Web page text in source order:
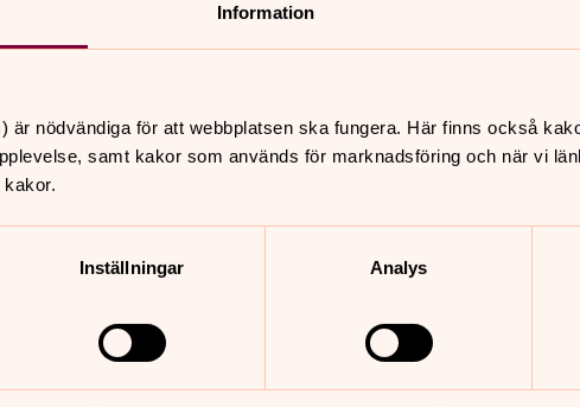
Information
är nödvändiga för att webbplatsen ska fungera. Här finns också
samt kakor som används för marknadsföring och när vi
Inställningar Analys
medeltiden var Lund
klosteranläggningar.
Domkyrkan och
Jobba hos oss
Vill du bli en av de anställda